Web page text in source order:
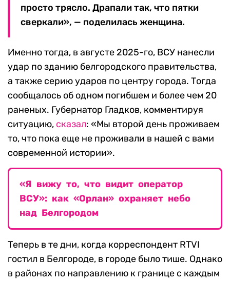
просто трясло. Драпали так, что пятки
сверкали», — поделилась женщина.
Именно тогда, в августе 2025-го, ВСУ нанесли
удар по зданию белгородского правительства,
а также серию ударов по центру города. Тогда
сообщалось об одном погибшем и более чем 20
раненых. Губернатор Гладков, комментируя
ситуацию, сказал: «Мы второй день проживаем
то, что пока еще не проживали в нашей с вами
современной истории».
«Я вижу то, что видит оператор
ВСУ»: как «Орлан» охраняет небо
над Белгородом
Теперь в те дни, когда корреспондент RTVI
гостил в Белгороде, в городе было тише. Однако
в районах по направлению к границе с каждым